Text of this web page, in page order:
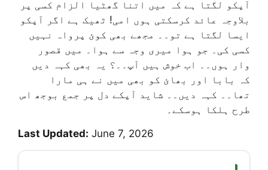
آپکو لگتا ہے کہ میں اتنا گھٹیا الزام کسی پر
بلاوجہ عائد کرسکتی ہوں امی! ٹھیک ہے اگر آپکو
ایسا لگتا ہے تو۔۔ مجھے بھی کوئ پرواہ نہیں
کسی کی۔ جو ہوا میری وجہ سے ہوا۔ میں قصور
وار ہوں۔۔ اب خوش ہیں آپ۔۔؟ یہ بھی کہہ دیں
کہ بابا اور بھائ کو بھی میں نے ہی مارا
تھا۔۔ کہہ دیں۔۔ شاید آپکے دل پر جمع بوجھ اس
طرح ہلکا ہوسکے۔
Last Updated: June 7, 2026